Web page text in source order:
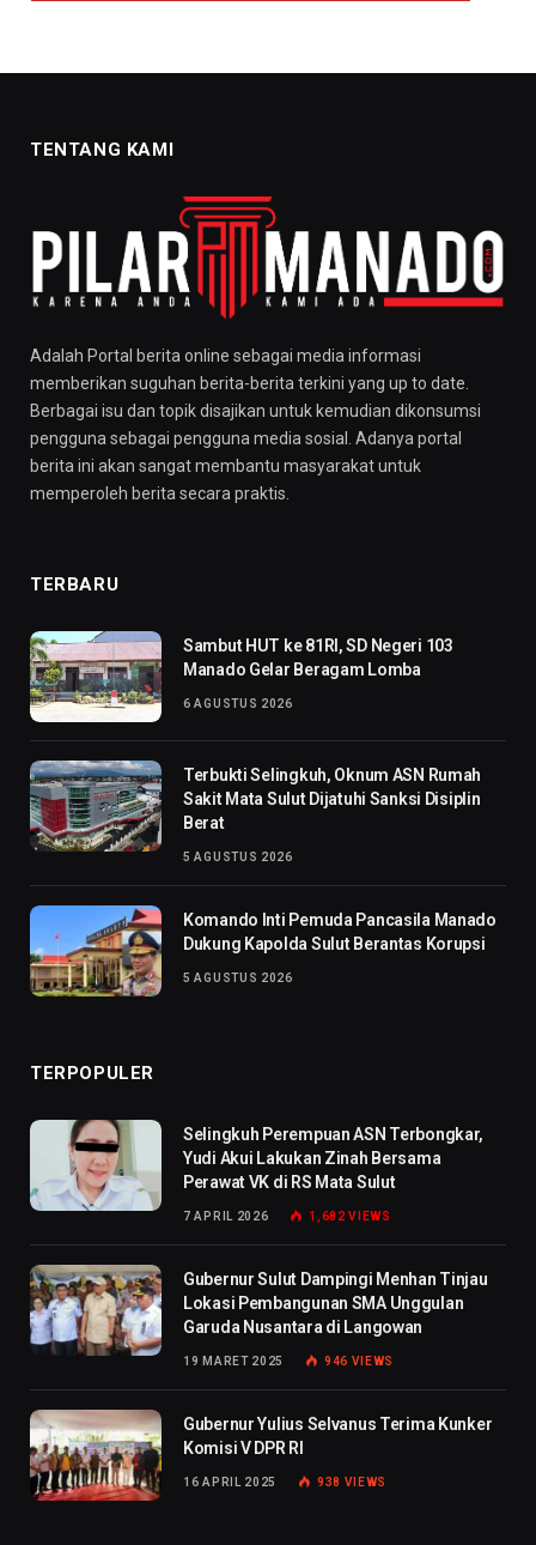
TENTANG KAMI
Adalah Portal berita online sebagai media informasi
memberikan suguhan berita-berita terkini yang up to date.
Berbagai isu dan topik disajikan untuk kemudian dikonsumsi
pengguna sebagai pengguna media sosial. Adanya portal
berita ini akan sangat membantu masyarakat untuk
memperoleh berita secara praktis.
TERBARU
Sambut HUT ke 81RI, SD Negeri 103
Manado Gelar Beragam Lomba
6 AGUSTUS 2026
Terbukti Selingkuh, Oknum ASN Rumah
Sakit Mata Sulut Dijatuhi Sanksi Disiplin
Berat
5 AGUSTUS 2026
Komando Inti Pemuda Pancasila Manado
Dukung Kapolda Sulut Berantas Korupsi
5 AGUSTUS 2026
TERPOPULER
Selingkuh Perempuan ASN Terbongkar,
Yudi Akui Lakukan Zinah Bersama
Perawat VK di RS Mata Sulut
7 APRIL 2026 1,682VIEWS
Gubernur Sulut Dampingi Menhan Tinjau
Lokasi Pembangunan SMA Unggulan
Garuda Nusantara di Langowan
19 MARET 2025 946 VIEWS
Gubernur Yulius Selvanus Terima Kunker
Komisi V DPR RI
16 APRIL 2025 938 VIEWS